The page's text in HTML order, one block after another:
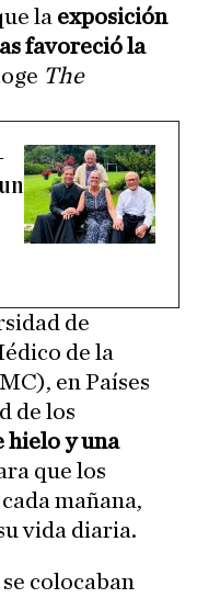
la exposición
favoreció la
The
de
de la
en Países
de los
hielo y una
que los
mañana,
vida diaria.
colocaban